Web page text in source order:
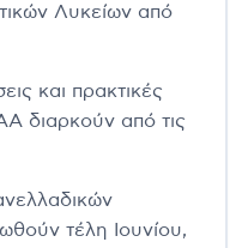
Λυκείων από
και πρακτικές
διαρκούν από τις
τέλη Ιουνίου,